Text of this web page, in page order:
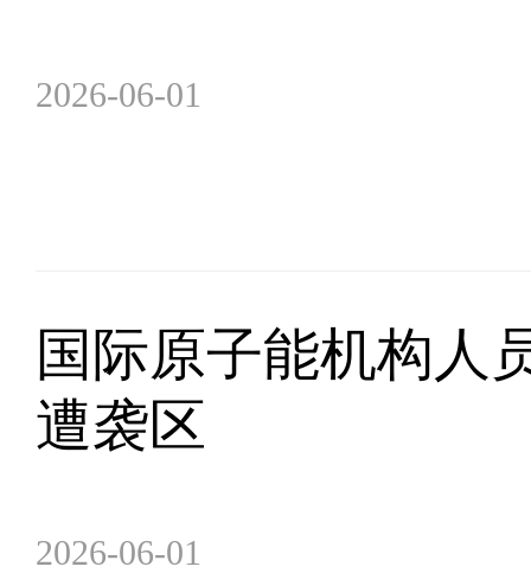
2026-06-01
国际原子能机构人
遭袭区
2026-06-01